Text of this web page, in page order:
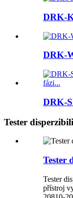
DRK-
DRK-
DRK-
Tester
Tester
Tester
přístroj